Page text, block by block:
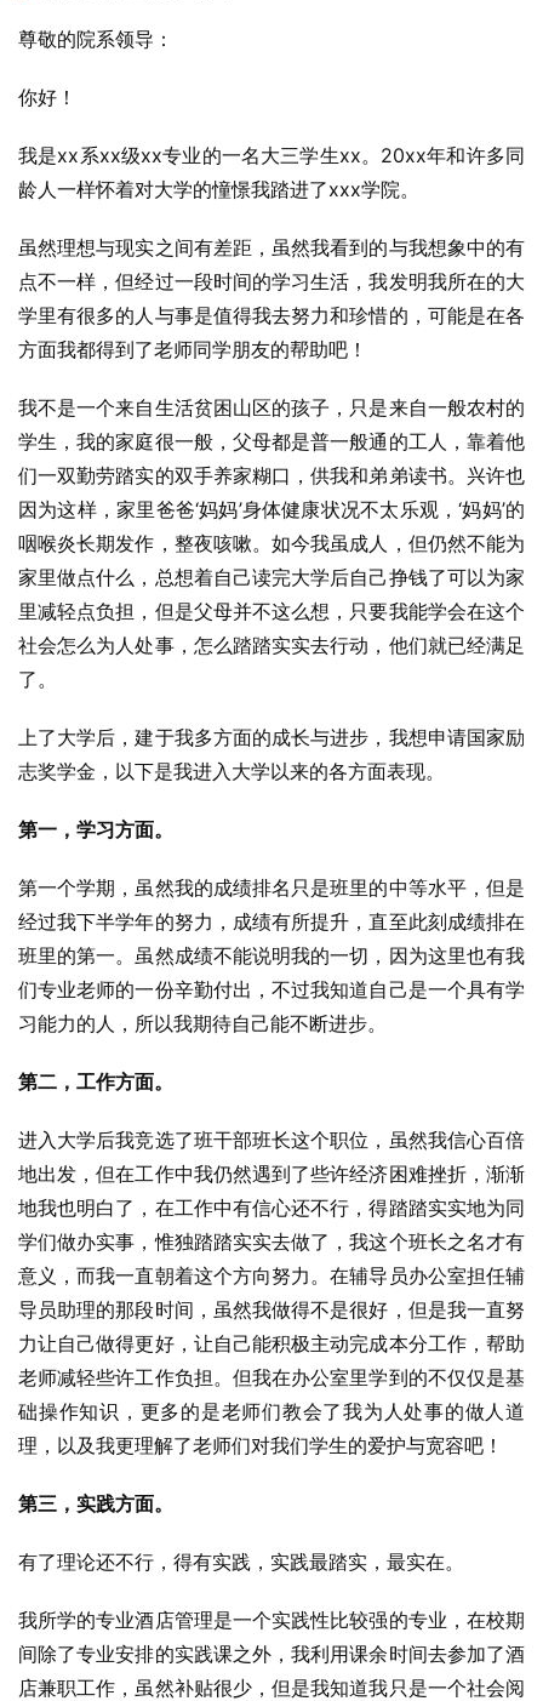
尊敬的院系领导：
你好！
我是xx系xx级xx专业的一名大三学生xx。20xx年和许多同
龄人一样怀着对大学的憧憬我踏进了xxx学院。
虽然理想与现实之间有差距，虽然我看到的与我想象中的有
点不一样，但经过一段时间的学习生活，我发明我所在的大
学里有很多的人与事是值得我去努力和珍惜的，可能是在各
方面我都得到了老师同学朋友的帮助吧！
我不是一个来自生活贫困山区的孩子，只是来自一般农村的
学生，我的家庭很一般，父母都是普一般通的工人，靠着他
们一双勤劳踏实的双手养家糊口，供我和弟弟读书。兴许也
因为这样，家里爸爸‘妈妈’身体健康状况不太乐观，‘妈妈’的
咽喉炎长期发作，整夜咳嗽。如今我虽成人，但仍然不能为
家里做点什么，总想着自己读完大学后自己挣钱了可以为家
里减轻点负担，但是父母并不这么想，只要我能学会在这个
社会怎么为人处事，怎么踏踏实实去行动，他们就已经满足
了。
上了大学后，建于我多方面的成长与进步，我想申请国家励
志奖学金，以下是我进入大学以来的各方面表现。
第一，学习方面。
第一个学期，虽然我的成绩排名只是班里的中等水平，但是
经过我下半学年的努力，成绩有所提升，直至此刻成绩排在
班里的第一。虽然成绩不能说明我的一切，因为这里也有我
们专业老师的一份辛勤付出，不过我知道自己是一个具有学
习能力的人，所以我期待自己能不断进步。
第二，工作方面。
进入大学后我竞选了班干部班长这个职位，虽然我信心百倍
地出发，但在工作中我仍然遇到了些许经济困难挫折，渐渐
地我也明白了，在工作中有信心还不行，得踏踏实实地为同
学们做办实事，惟独踏踏实实去做了，我这个班长之名才有
意义，而我一直朝着这个方向努力。在辅导员办公室担任辅
导员助理的那段时间，虽然我做得不是很好，但是我一直努
力让自己做得更好，让自己能积极主动完成本分工作，帮助
老师减轻些许工作负担。但我在办公室里学到的不仅仅是基
础操作知识，更多的是老师们教会了我为人处事的做人道
理，以及我更理解了老师们对我们学生的爱护与宽容吧！
第三，实践方面。
有了理论还不行，得有实践，实践最踏实，最实在。
我所学的专业酒店管理是一个实践性比较强的专业，在校期
间除了专业安排的实践课之外，我利用课余时间去参加了酒
店兼职工作，虽然补贴很少，但是我知道我只是一个社会阅